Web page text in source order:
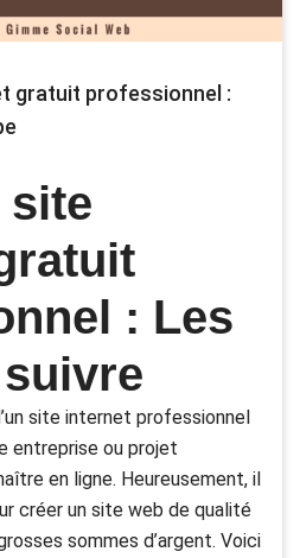
gratuit professionnel :
site
: Les
site internet professionnel
entreprise ou projet
en ligne. Heureusement, il
créer un site web de qualité
sommes d’argent. Voici